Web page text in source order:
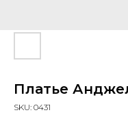
Платье
SKU: 0431